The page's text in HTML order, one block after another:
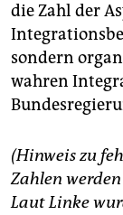
die Zahl der
sondern
wahren
(Hinweis zu
Zahlen
Laut Linke